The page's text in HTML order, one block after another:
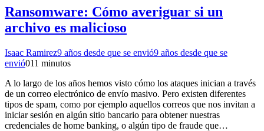
Ransomware: Cómo averiguar si un
archivo es malicioso
Isaac Ramirez9 años desde que se envió9 años desde que se
envió011 minutos
A lo largo de los años hemos visto cómo los ataques inician a través
de un correo electrónico de envío masivo. Pero existen diferentes
tipos de spam, como por ejemplo aquellos correos que nos invitan a
iniciar sesión en algún sitio bancario para obtener nuestras
credenciales de home banking, o algún tipo de fraude que…